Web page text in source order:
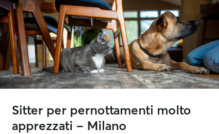
Sitter per pernottamenti molto
apprezzati - Milano